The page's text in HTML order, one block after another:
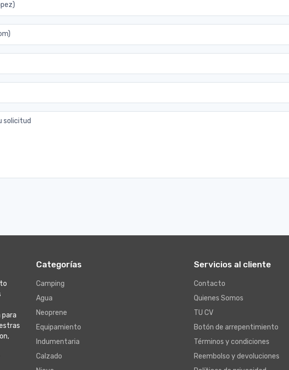
solicitud
Categorías
Camping
Agua
Neoprene
Equipamiento
Indumentaria
Calzado
Servicios al cliente
Contacto
Quienes Somos
TU CV
Botón de arrepentimiento
Términos y condiciones
Reembolso y devoluciones